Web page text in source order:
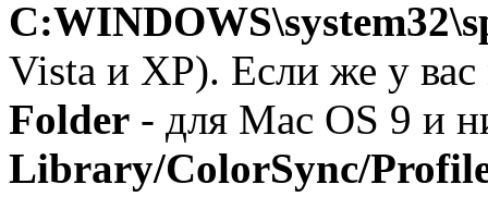
Vista и XP). Если же у
Folder - для Mac OS 9 и
Library/ColorSync/